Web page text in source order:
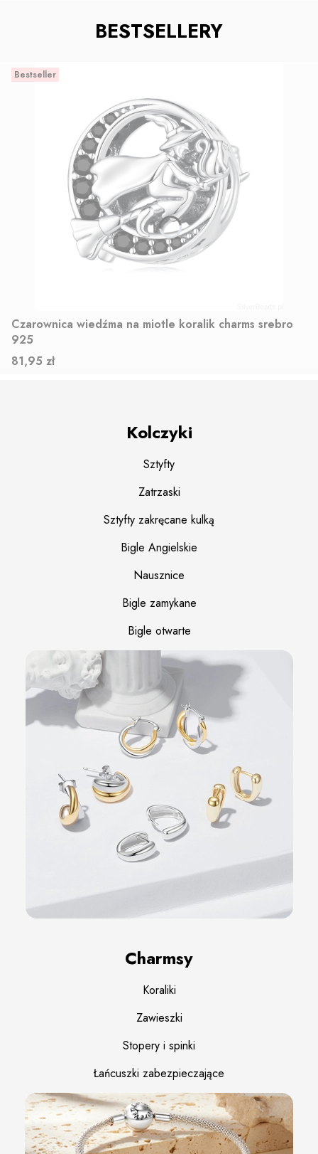
BESTSELLERY
Bestseller
Czarownica wiedźma na miotle koralik charms srebro
925
Cena
81,95 zł
Kolczyki
Sztyfty
Zatrzaski
Sztyfty zakręcane kulką
Bigle Angielskie
Nausznice
Bigle zamykane
Bigle otwarte
Charmsy
Koraliki
Zawieszki
Stopery i spinki
Łańcuszki zabezpieczające